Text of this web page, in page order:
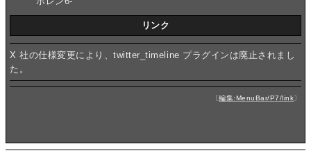
リンク
X 社の仕様変更により、twitter_timeline プラグインは廃止されまし
た。
〔編集:MenuBar/P7/link